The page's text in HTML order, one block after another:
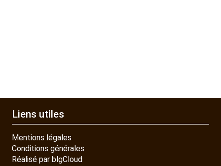
Liens utiles
Mentions légales
Conditions générales
Réalisé par blgCloud